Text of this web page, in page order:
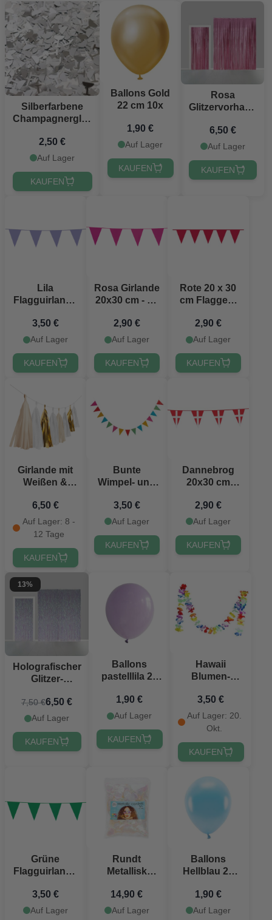
Silberfarbene
Champagnerglas
g
2,50 €
Auf Lager
KAUFEN
Ballons Gold
22 cm 10x
1,90 €
Auf Lager
KAUFEN
Rosa
Glitzervorhang
6,50 €
Auf Lager
KAUFEN
Lila
Flagguirlande
10 m
3,50 €
Auf Lager
KAUFEN
Rosa Girlande
20x30 cm - 10
2,90 €
Auf Lager
KAUFEN
Rote 20 x 30
cm Flaggen-
Meter
2,90 €
Auf Lager
KAUFEN
Girlande mit
Weißen &
Quasten - 4
Meter
6,50 €
Auf Lager: 8 -
12 Tage
KAUFEN
Bunte
Wimpel- und
Girlande 3,6 m
3,50 €
Auf Lager
KAUFEN
Dannebrog
20x30 cm
Girlande - 10
Meter
2,90 €
Auf Lager
KAUFEN
13%
Holografischer
Glitzer-
x 240 cm
7,50 €6,50 €
Auf Lager
KAUFEN
Ballons
pastelllila 22
1,90 €
Auf Lager
KAUFEN
Hawaii
Blumen-
3,50 €
Auf Lager: 20.
Okt.
KAUFEN
Grüne
Flagguirlande
10 m
3,50 €
Auf Lager
Rundt
Metallisk
Konfetti - 250
gram
14,90 €
Auf Lager
Ballons
Hellblau 22
1,90 €
Auf Lager